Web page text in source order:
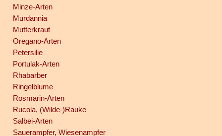
Minze-Arten
Murdannia
Mutterkraut
Oregano-Arten
Petersilie
Portulak-Arten
Rhabarber
Ringelblume
Rosmarin-Arten
Rucola, (Wilde-)Rauke
Salbei-Arten
Sauerampfer, Wiesenampfer